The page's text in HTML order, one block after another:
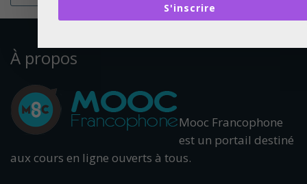
À propos
Mooc Francophone
est un portail destiné
aux cours en ligne ouverts à tous.
S'inscrire